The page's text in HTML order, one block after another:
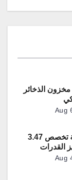
الذخائر
Aug
المفوضية الأوروبية تخصص 3.47
القدرات
Aug